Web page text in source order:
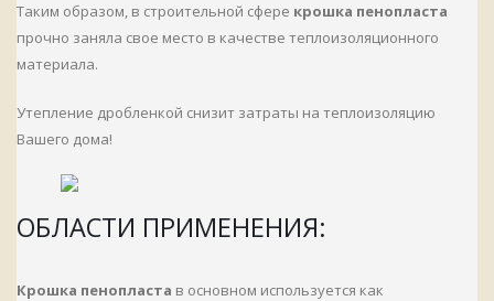
Таким образом, в строительной сфере крошка пенопласта
прочно заняла свое место в качестве теплоизоляционного
материала.
Утепление дробленкой снизит затраты на теплоизоляцию
Вашего дома!
ОБЛАСТИ ПРИМЕНЕНИЯ:
Крошка пенопласта в основном используется как